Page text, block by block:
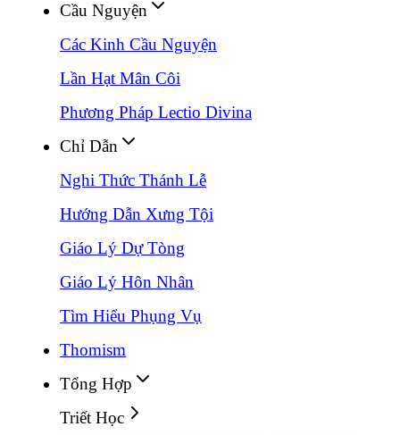
Cầu Nguyện
Các Kinh Cầu Nguyện
Lần Hạt Mân Côi
Phương Pháp Lectio Divina
Chỉ Dẫn
Nghi Thức Thánh Lễ
Hướng Dẫn Xưng Tội
Giáo Lý Dự Tòng
Giáo Lý Hôn Nhân
Tìm Hiểu Phụng Vụ
Thomism
Tổng Hợp
Triết Học